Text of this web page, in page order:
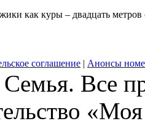
как куры – двадцать
соглашение | Анонсы
Все